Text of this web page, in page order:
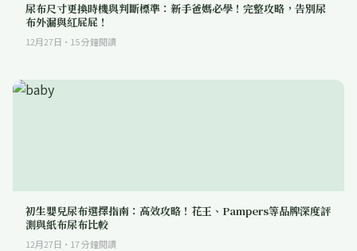
尿布尺寸更換時機與判斷標準：新手爸媽必學！完整攻略，告別尿
布外漏與紅屁屁！
12月27日 · 15分鐘閱讀
初生嬰兒尿布選擇指南：高效攻略！花王、Pampers等品牌深度評
測與紙布尿布比較
12月27日 · 17分鐘閱讀